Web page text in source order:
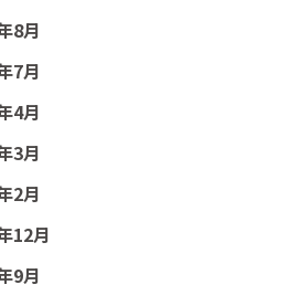
8月
7月
4月
3月
2月
12月
9月